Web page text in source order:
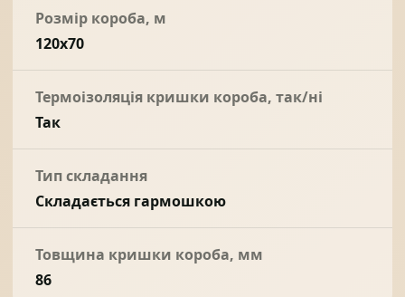
Розмір короба, м
120x70
Термоізоляція кришки короба, так/ні
Так
Тип складання
Складається гармошкою
Товщина кришки короба, мм
86